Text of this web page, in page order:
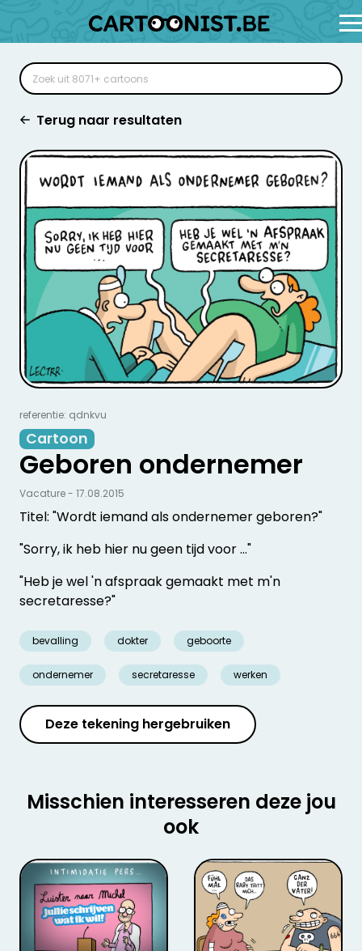
Terug naar resultaten
referentie: qdnkvu
Cartoon
Geboren ondernemer
Titel: "Wordt iemand als ondernemer geboren?"
"Sorry, ik heb hier nu geen tijd voor …"
"Heb je wel 'n afspraak gemaakt met m'n
secretaresse?"
bevalling dokter geboorte
ondernemer secretaresse werken
Vacature - 17.08.2015
Deze tekening hergebruiken
Misschien interesseren deze jou
ook